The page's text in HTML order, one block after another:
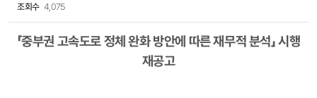
조회수 4,075
「중부권 고속도로 정체 완화 방안에 따른 재무적 분석」 시행
재공고